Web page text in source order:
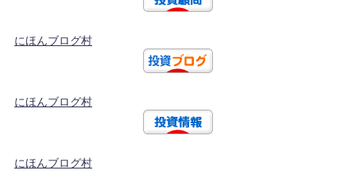
にほんブログ村
にほんブログ村
にほんブログ村